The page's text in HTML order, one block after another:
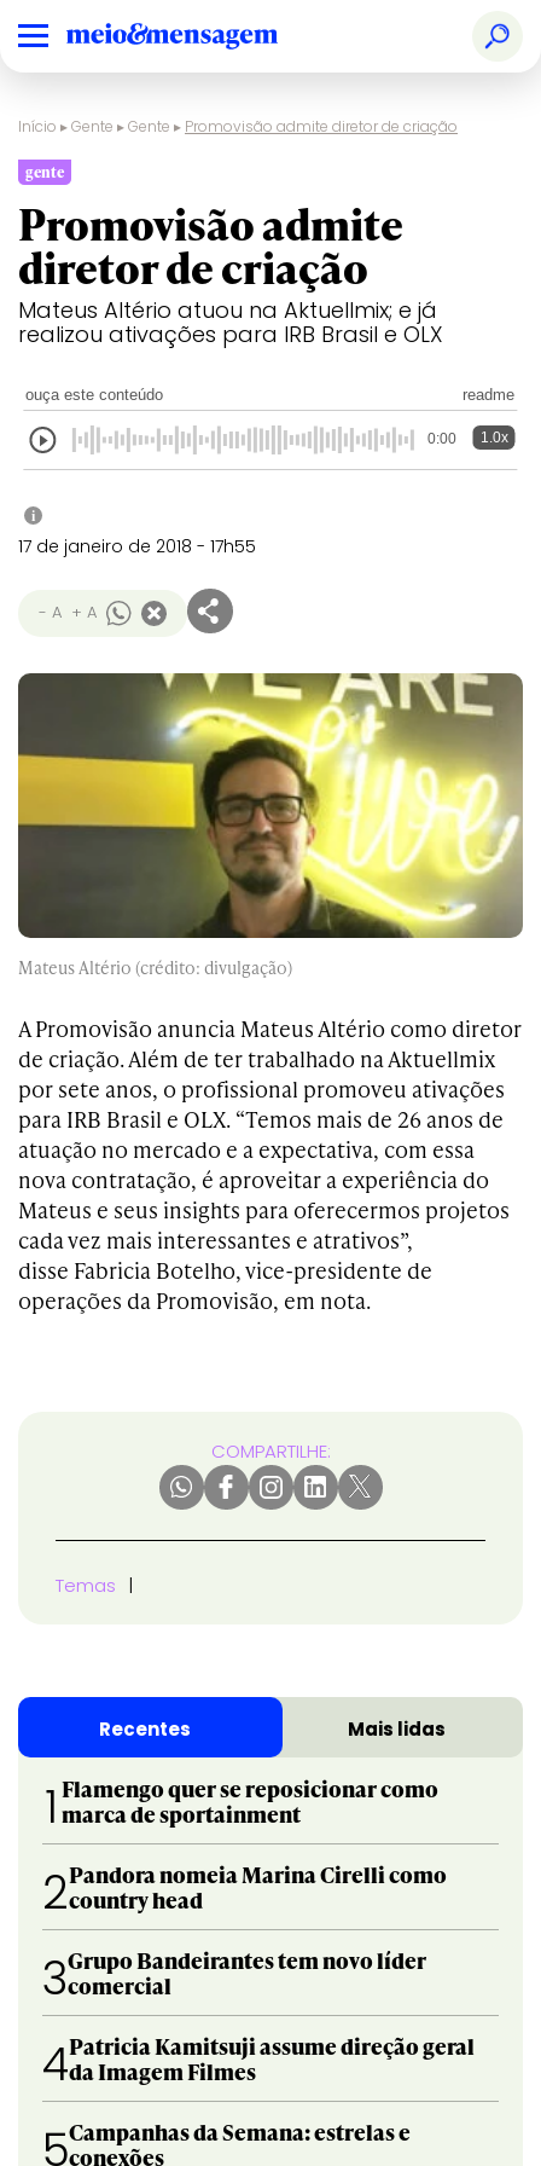
Início ▸Gente ▸Gente ▸ Promovisão admite diretor de criação
gente
Promovisão admite
diretor de criação
Mateus Altério atuou na Aktuellmix; e já
realizou ativações para IRB Brasil e OLX
ouça este conteúdo readme
0:00 1.0x
i
17 de janeiro de 2018 - 17h55
- A + A
Mateus Altério (crédito: divulgação)
A Promovisão anuncia Mateus Altério como diretor
de criação. Além de ter trabalhado na Aktuellmix
por sete anos, o profissional promoveu ativações
para IRB Brasil e OLX. “Temos mais de 26 anos de
atuação no mercado e a expectativa, com essa
nova contratação, é aproveitar a experiência do
Mateus e seus insights para oferecermos projetos
cada vez mais interessantes e atrativos”,
disse Fabricia Botelho, vice-presidente de
operações da Promovisão, em nota.
COMPARTILHE:
Temas
Recentes Mais lidas
1 Flamengo quer se reposicionar como
marca de sportainment
2Pandora nomeia Marina Cirelli como
country head
3Grupo Bandeirantes tem novo líder
comercial
4Patricia Kamitsuji assume direção geral
da Imagem Filmes
5Campanhas da Semana: estrelas e
conexões